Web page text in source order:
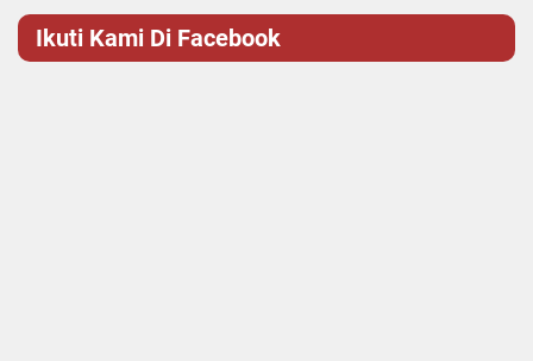
Ikuti Kami Di Facebook